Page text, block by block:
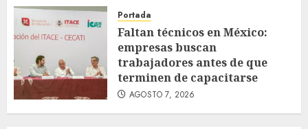
Portada
Faltan técnicos en México:
empresas buscan
trabajadores antes de que
terminen de capacitarse
AGOSTO 7, 2026